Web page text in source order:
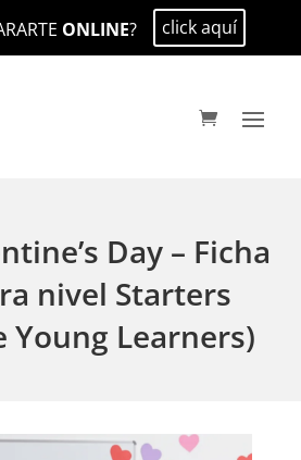
ONLINE? click aquí
Day – Ficha
nivel Starters
Young Learners)